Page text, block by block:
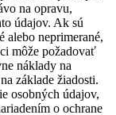
na opravu,
údajov. Ak sú
alebo neprimerané,
môže požadovať
náklady na
základe žiadosti.
osobných údajov,
o ochrane